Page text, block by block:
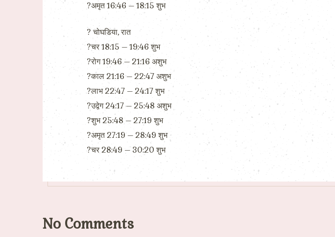
?अमृत 16:46 – 18:15 शुभ
?️ चोघडिया, रात
?चर 18:15 – 19:46 शुभ
?रोग 19:46 – 21:16 अशुभ
?काल 21:16 – 22:47 अशुभ
?लाभ 22:47 – 24:17 शुभ
?उद्वेग 24:17 – 25:48 अशुभ
?शुभ 25:48 – 27:19 शुभ
?अमृत 27:19 – 28:49 शुभ
?चर 28:49 – 30:20 शुभ
No Comments